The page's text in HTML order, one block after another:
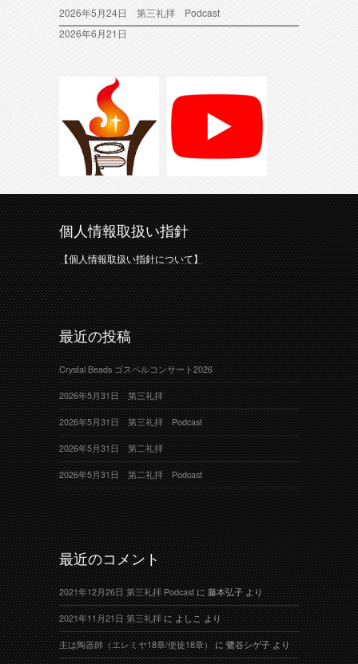
2026年5月24日 第三礼拝 Podcast
2026年6月21日
個人情報取扱い指針
【個人情報取扱い指針について】
最近の投稿
Crystal Beads ゴスペルコンサート2026
2026年5月31日 第三礼拝
2026年5月31日 第三礼拝 Podcast
2026年5月31日 第二礼拝
2026年5月31日 第二礼拝 Podcast
最近のコメント
2021年12月26日 第三礼拝 Podcastに藤本弘子より
2021年11月21日 第三礼拝によしこより
主は陶器師（エレミヤ18章/使徒18章）に鷺谷シゲ子より